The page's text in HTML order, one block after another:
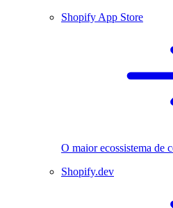
Shopify App Store
O maior ecossistema de
Shopify.dev